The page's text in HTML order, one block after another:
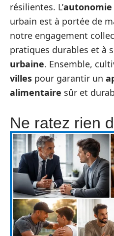
résilientes. L’
urbain est à portée de
notre engagement
pratiques durables et à
urbaine. Ensemble,
villes pour garantir un
alimentaire sûr et
Ne ratez rien